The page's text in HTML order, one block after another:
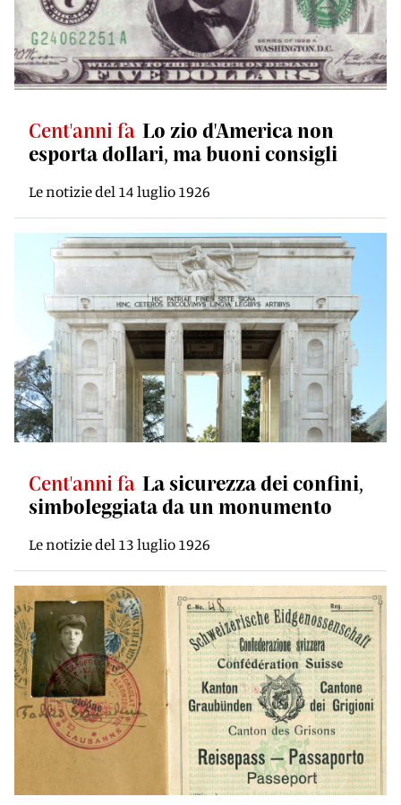
Cent'anni fa Lo zio d'America non
esporta dollari, ma buoni consigli
Le notizie del 14 luglio 1926
Cent'anni fa La sicurezza dei confini,
simboleggiata da un monumento
Le notizie del 13 luglio 1926